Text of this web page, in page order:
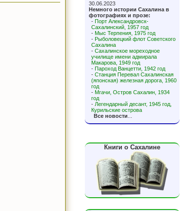
30.06.2023
Немного истории Сахалина в
фотографиях и прозе:
- Порт Александровск-
Сахалинский, 1957 год
- Мыс Терпения, 1975 год
- Рыболовецкий флот Советского
Сахалина
- Сахалинское мореходное
училище имени адмирала
Макарова, 1949 год
- Пароход Ванцетти, 1942 год
- Станция Перевал Сахалинская
(японская) железная дорога, 1960
год
- Мгачи, Остров Сахалин, 1934
год
- Легендарный десант, 1945 год,
Курильские острова
Все новости
Книги о Сахалине